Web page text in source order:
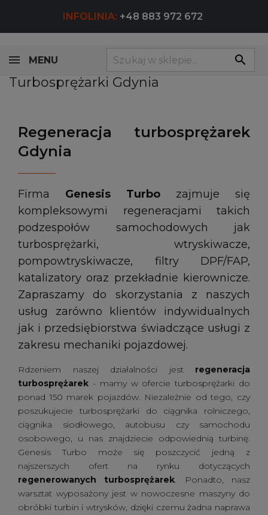
INFOLINIA: +48 883 972 672
search
MENU
Turbosprężarki Gdynia
Regeneracja turbosprężarek
Gdynia
Firma Genesis Turbo zajmuje się
kompleksowymi regeneracjami takich
podzespołów samochodowych jak
turbosprężarki, wtryskiwacze,
pompowtryskiwacze, filtry DPF/FAP,
katalizatory oraz przekładnie kierownicze.
Zapraszamy do skorzystania z naszych
usług zarówno klientów indywidualnych
jak i przedsiębiorstwa świadczące usługi z
zakresu mechaniki pojazdowej.
Rdzeniem naszej działalności jest regeneracja
turbosprężarek - mamy w ofercie turbosprężarki do
ponad 150 marek pojazdów. Niezależnie od tego, czy
poszukujecie turbosprężarki do ciągnika rolniczego,
ciągnika siodłowego, autobusu czy samochodu
osobowego, u nas znajdziecie odpowiednią turbinę.
Genesis Turbo może się poszczycić jedną z
najszerszych ofert na rynku dotyczących
regenerowanych turbosprężarek. Ponadto, nasz
warsztat wyposażony jest w nowoczesne maszyny do
obróbki turbin i wtrysków, dzięki czemu żadna naprawa